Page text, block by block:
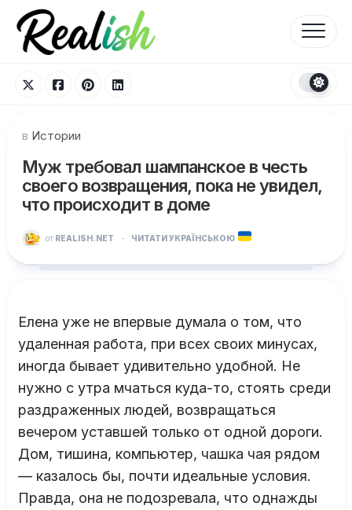
Перейти
содержанию
в Истории
Муж требовал шампанское в честь
своего возвращения, пока не увидел,
что происходит в доме
от REALISH.NET · ЧИТАТИ УКРАЇНСЬКОЮ
Елена уже не впервые думала о том, что
удаленная работа, при всех своих минусах,
иногда бывает удивительно удобной. Не
нужно с утра мчаться куда-то, стоять среди
раздраженных людей, возвращаться
вечером уставшей только от одной дороги.
Дом, тишина, компьютер, чашка чая рядом
— казалось бы, почти идеальные условия.
Правда, она не подозревала, что однажды